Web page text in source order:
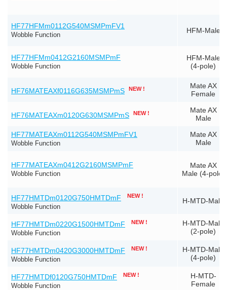
HF77HFMm0112G540MSMPmFV1
Wobble Function
HFM-Male
HF77HFMm0412G2160MSMPmF
Wobble Function
HFM-Male
(4-pole)
HF76MATEAXf0116G635MSMPmS NEW !
Mate AX
Female
HF76MATEAXm0120G630MSMPmS NEW !
Mate AX
Male
HF77MATEAXm0112G540MSMPmFV1
Wobble Function
Mate AX
Male
HF77MATEAXm0412G2160MSMPmF
Wobble Function
Mate AX
Male (4-pole)
HF77HMTDm0120G750HMTDmF NEW !
Wobble Function
H-MTD-Male
HF77HMTDm0220G1500HMTDmF NEW !
Wobble Function
H-MTD-Male
(2-pole)
HF77HMTDm0420G3000HMTDmF NEW !
Wobble Function
H-MTD-Male
(4-pole)
HF77HMTDf0120G750HMTDmF NEW !
Wobble Function
H-MTD-
Female